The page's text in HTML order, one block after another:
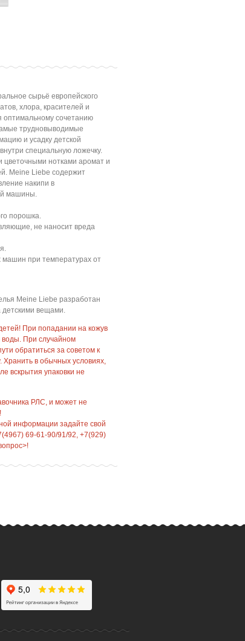
сырьё европейского
хлора, красителей и
оптимальному сочетанию
трудновыводимые
и усадку детской
специальную ложечку.
цветочными нотками аромат и
Meine Liebe содержит
накипи в
машины.
порошка.
не наносит вреда
машин при температурах от
Meine Liebe разработан
детскими вещами.
При попадании на кожув
воды. При случайном
обратиться за советом к
Хранить в обычных условиях,
вскрытия упаковки не
РЛС, и может не
информации задайте свой
69-61-90/91/92, +7(929)